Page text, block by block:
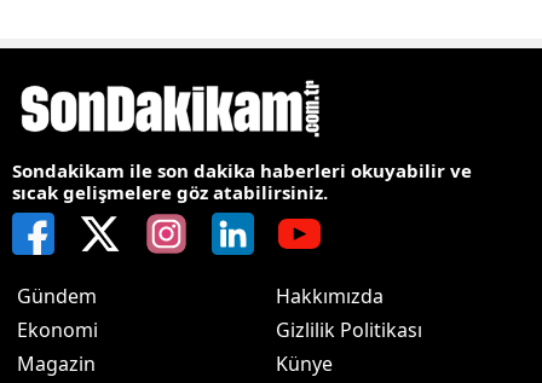
Sondakikam ile son dakika haberleri okuyabilir ve
sıcak gelişmelere göz atabilirsiniz.
Gündem
Ekonomi
Magazin
Hakkımızda
Gizlilik Politikası
Künye